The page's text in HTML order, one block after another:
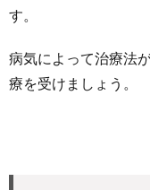
す。
病気によって治療法
療を受けましょう。